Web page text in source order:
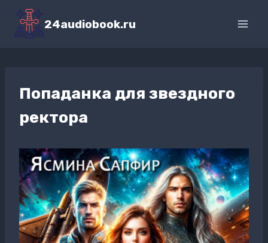
Перейти
содержимому
24audiobook.ru
Попаданка для звездного
ректора